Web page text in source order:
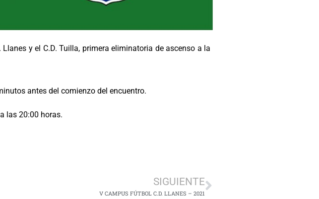
y el C.D. Tuilla, primera eliminatoria de ascenso a la
antes del comienzo del encuentro.
las 20:00 horas.
SIGUIENTE
V CAMPUS FÚTBOL C.D. LLANES – 2021